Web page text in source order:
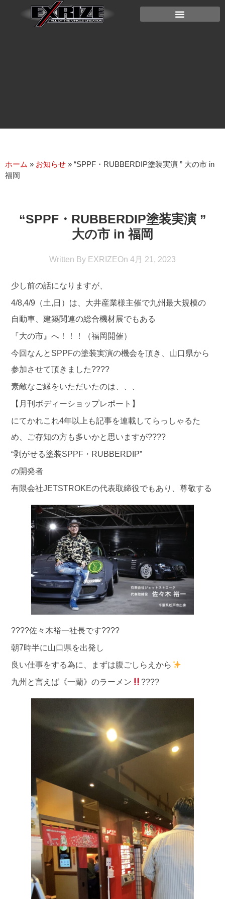
ホーム » お知らせ » “SPPF・RUBBERDIP塗装実演 ” 大の市 in
福岡
“SPPF・RUBBERDIP塗装実演 ”
大の市 in 福岡
Written By EXRIZEOn 4月 21, 2023
少し前の話になりますが、
4/8,4/9（土,日）は、大井産業様主催で九州最大規模の
自動車、建築関連の総合機材展でもある
『大の市』へ！！！（福岡開催）
今回なんとSPPFの塗装実演の機会を頂き、山口県から
参加させて頂きました????
素敵なご縁をいただいたのは、、、
【月刊ボディーショップレポート】
にてかれこれ4年以上も記事を連載してらっしゃるた
め、ご存知の方も多いかと思いますが????
“剥がせる塗装SPPF・RUBBERDIP”
の開発者
有限会社JETSTROKEの代表取締役でもあり、尊敬する
????佐々木裕一社長です????
朝7時半に山口県を出発し
良い仕事をする為に、まずは腹ごしらえから
九州と言えば《一蘭》のラーメン
????